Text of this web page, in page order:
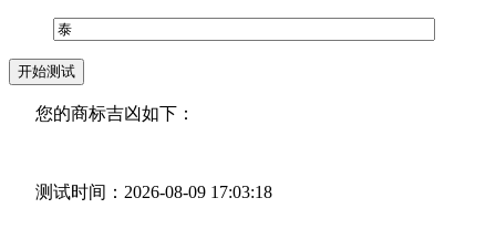
您的商标吉凶如下：
测试时间：2026-08-09 17:03:18